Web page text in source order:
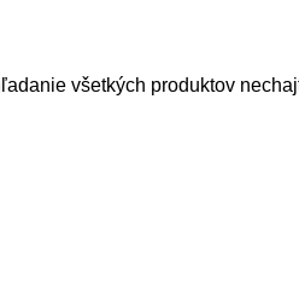
všetkých produktov